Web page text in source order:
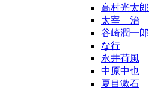
高村光太郎
太宰 治
谷崎潤一郎
な行
永井荷風
中原中也
夏目漱石